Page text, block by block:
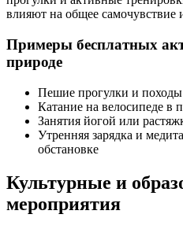
влияют на общее самочувствие
Примеры бесплатных
природе
Пешие прогулки и
Катание на велосипеде в
Занятия йогой или
Утренняя зарядка и
обстановке
Культурные и
мероприятия